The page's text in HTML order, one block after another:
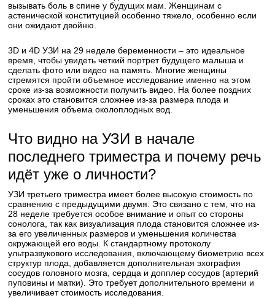
вызывать боль в спине у будущих мам. Женщинам с
астенической конституцией особенно тяжело, особенно если
они ожидают двойню.
3D и 4D УЗИ на 29 неделе беременности – это идеальное
время, чтобы увидеть четкий портрет будущего малыша и
сделать фото или видео на память. Многие женщины
стремятся пройти объемное исследование именно на этом
сроке из-за возможности получить видео. На более поздних
сроках это становится сложнее из-за размера плода и
уменьшения объема околоплодных вод.
Что видно на УЗИ в начале
последнего триместра и почему речь
идёт уже о личности?
УЗИ третьего триместра имеет более высокую стоимость по
сравнению с предыдущими двумя. Это связано с тем, что на
28 неделе требуется особое внимание и опыт со стороны
сонолога, так как визуализация плода становится сложнее из-
за его увеличенных размеров и уменьшения количества
окружающей его воды. К стандартному протоколу
ультразвукового исследования, включающему биометрию всех
структур плода, добавляется дополнительная эхография
сосудов головного мозга, сердца и допплер сосудов (артерий
пуповины и матки). Это требует дополнительного времени и
увеличивает стоимость исследования.